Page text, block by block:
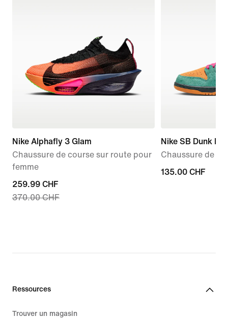
Nike Alphafly 3 Glam
Chaussure de course sur route pour
femme
current
price
370.00 CHF
259.99 CHF
370.00 CHF
Nike SB Dunk
Chaussure de
135.00 CHF
135.00 CHF
Ressources
Trouver un magasin